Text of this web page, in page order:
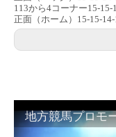
113から4コーナー15-15-
正面（ホーム）15-15-14-